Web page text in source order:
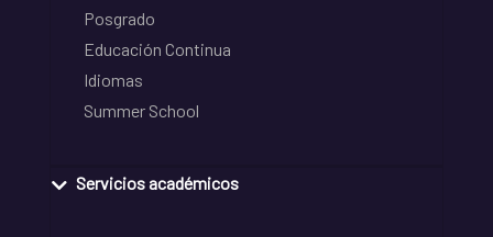
Posgrado
Educación Continua
Idiomas
Summer School
Servicios académicos